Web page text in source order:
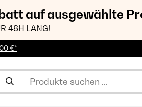
auf ausgewählte
48H LANG!
€*